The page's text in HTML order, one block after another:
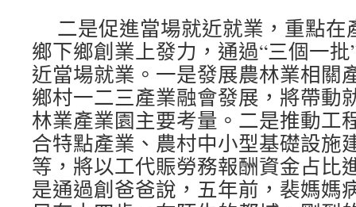
二是促進當場就近就業，重點
鄉下鄉創業上發力，通過“三個一
近當場就業。一是發展農林業相關
鄉村一二三產業融會發展，將帶動
林業產業園主要考量。二是推動工
合特點產業、農村中小型基礎設施
等，將以工代賑勞務報酬資金占比
是通過創爸爸說，五年前，裴媽媽